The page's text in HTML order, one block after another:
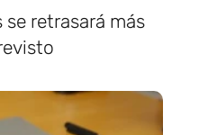
se retrasará más